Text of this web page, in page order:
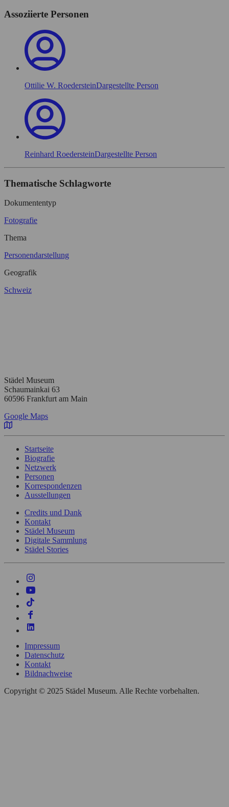
Assoziierte Personen
Ottilie W. RoedersteinDargestellte Person
Reinhard RoedersteinDargestellte Person
Thematische Schlagworte
Dokumententyp
Fotografie
Thema
Personendarstellung
Geografik
Schweiz
Städel Museum
Schaumainkai 63
60596 Frankfurt am Main
Google Maps
Startseite
Biografie
Netzwerk
Personen
Korrespondenzen
Ausstellungen
Credits und Dank
Kontakt
Städel Museum
Digitale Sammlung
Städel Stories
Impressum
Datenschutz
Kontakt
Bildnachweise
Copyright © 2025 Städel Museum. Alle Rechte vorbehalten.